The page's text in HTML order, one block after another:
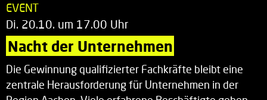
EVENT
Di. 20.10. um 17.00 Uhr
Nacht der Unternehmen
Die Gewinnung qualifizierter Fachkräfte bleibt eine
zentrale Herausforderung für Unternehmen in der